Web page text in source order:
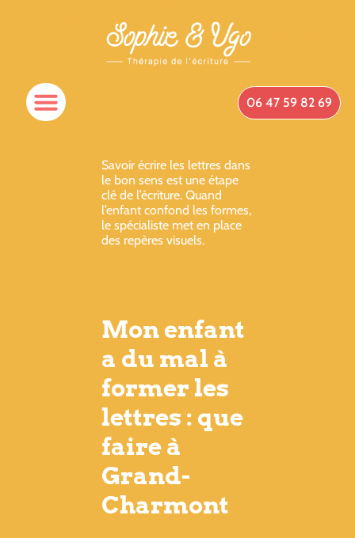
06 47 59 82 69
Savoir écrire les lettres dans
le bon sens est une étape
clé de l’écriture. Quand
l’enfant confond les formes,
le spécialiste met en place
des repères visuels.
Mon enfant
a du mal à
former les
lettres : que
faire à
Grand-
Charmont